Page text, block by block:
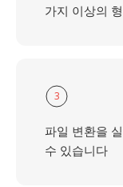
가지 이상의
3
파일 변환을
수 있습니다